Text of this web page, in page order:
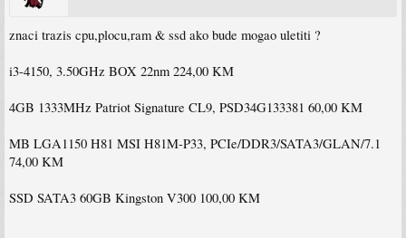
znaci trazis cpu,plocu,ram & ssd ako bude mogao uletiti ?
i3-4150, 3.50GHz BOX 22nm 224,00 KM
4GB 1333MHz Patriot Signature CL9, PSD34G133381 60,00 KM
MB LGA1150 H81 MSI H81M-P33, PCIe/DDR3/SATA3/GLAN/7.1
74,00 KM
SSD SATA3 60GB Kingston V300 100,00 KM